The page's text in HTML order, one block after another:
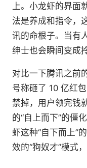
上。小龙虾的界面
法是养成和指令，
讯的命根子。当有
绅士也会瞬间变成
对比一下腾讯之前
号称砸了 10 亿红
禁掉，用户领完钱
的“自上而下”的僵
虾这种“自下而上”
效的“狗奴才”模式